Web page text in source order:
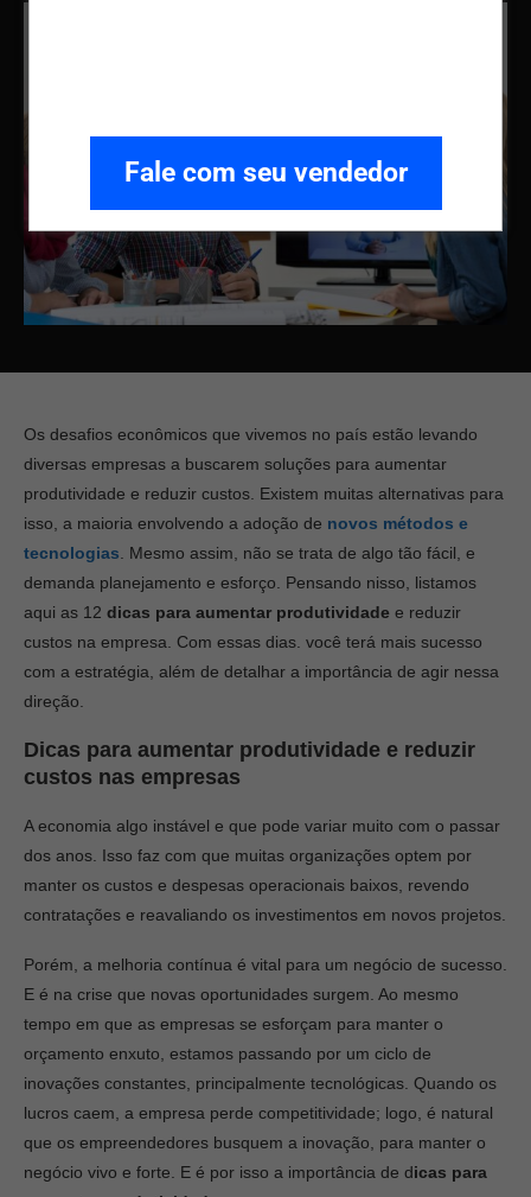
Fale com seu vendedor
Os desafios econômicos que vivemos no país estão levando
diversas empresas a buscarem soluções para aumentar
produtividade e reduzir custos. Existem muitas alternativas para
isso, a maioria envolvendo a adoção de novos métodos e
tecnologias . Mesmo assim, não se trata de algo tão fácil, e
demanda planejamento e esforço. Pensando nisso, listamos
aqui as 12 dicas para aumentar produtividade e reduzir
custos na empresa. Com essas dias. você terá mais sucesso
com a estratégia, além de detalhar a importância de agir nessa
direção.
Dicas para aumentar produtividade e reduzir
custos nas empresas
A economia algo instável e que pode variar muito com o passar
dos anos. Isso faz com que muitas organizações optem por
manter os custos e despesas operacionais baixos, revendo
contratações e reavaliando os investimentos em novos projetos.
Porém, a melhoria contínua é vital para um negócio de sucesso.
E é na crise que novas oportunidades surgem. Ao mesmo
tempo em que as empresas se esforçam para manter o
orçamento enxuto, estamos passando por um ciclo de
inovações constantes, principalmente tecnológicas. Quando os
lucros caem, a empresa perde competitividade; logo, é natural
que os empreendedores busquem a inovação, para manter o
negócio vivo e forte. E é por isso a importância de dicas para